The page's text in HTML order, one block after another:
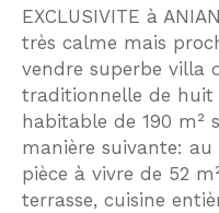
EXCLUSIVITE à
très calme mais
vendre superbe villa
traditionnelle de huit
habitable de 190 m²
manière suivante:
pièce à vivre de 52
terrasse, cuisine